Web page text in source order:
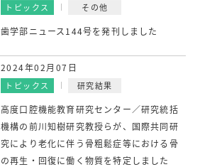
トピックス その他
歯学部ニュース144号を発刊しました
2024年02月07日
トピックス 研究結果
高度口腔機能教育研究センター／研究統括
機構の前川知樹研究教授らが、国際共同研
究により老化に伴う骨粗鬆症等における骨
の再生・回復に働く物質を特定しました